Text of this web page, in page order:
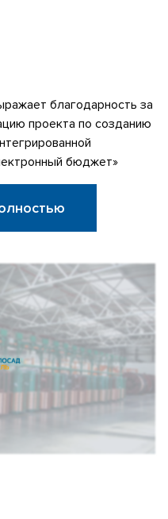
благодарность за
проекта по созданию
бюджет»